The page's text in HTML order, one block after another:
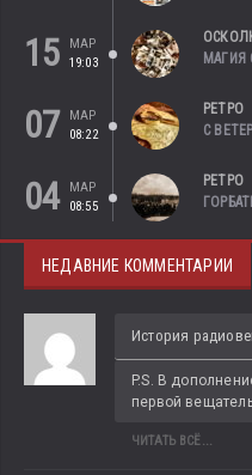
15
МАР
19:03
МАГИЯ
07
МАР
08:22
РЕТРО
С
04
МАР
08:55
РЕТРО
НЕДАВНИЕ КОММЕНТАРИИ
История
P.S. В
первой
ЧИТАТЬ ВСЁ...